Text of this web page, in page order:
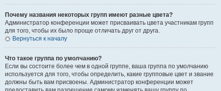
Почему названия некоторых групп имеют разные цвета?
Администратор конференции может присваивать цвета участникам групп
для того, чтобы их было проще отличать друг от друга.
Вернуться к началу
Что такое группа по умолчанию?
Если вы состоите более чем в одной группе, ваша группа по умолчанию
используется для того, чтобы определить, какие групповые цвет и звание
должны быть вам присвоены. Администратор конференции может